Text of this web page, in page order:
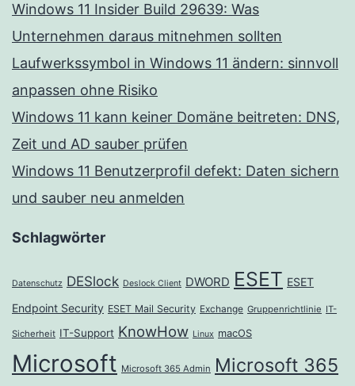
Windows 11 Insider Build 29639: Was
Unternehmen daraus mitnehmen sollten
Laufwerkssymbol in Windows 11 ändern: sinnvoll
anpassen ohne Risiko
Windows 11 kann keiner Domäne beitreten: DNS,
Zeit und AD sauber prüfen
Windows 11 Benutzerprofil defekt: Daten sichern
und sauber neu anmelden
Schlagwörter
Datenschutz DESlock Deslock Client DWORD ESET ESET
Endpoint Security ESET Mail Security Exchange Gruppenrichtlinie IT-
Sicherheit IT-Support KnowHow Linux macOS
Microsoft Microsoft 365 Admin Microsoft 365